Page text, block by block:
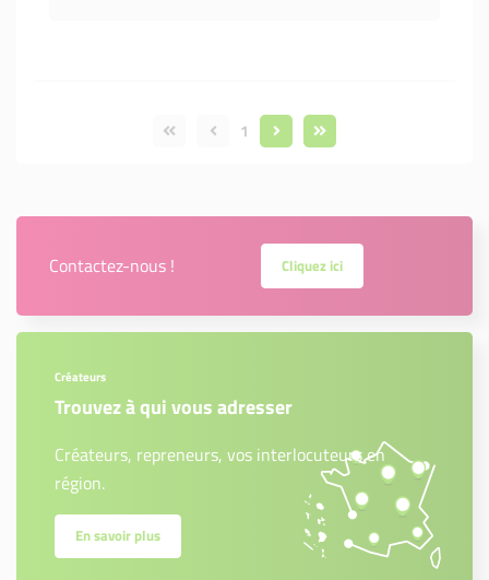
1
Contactez-nous ! Cliquez ici
Créateurs
Trouvez à qui vous adresser
Créateurs, repreneurs, vos interlocuteurs en
région.
En savoir plus